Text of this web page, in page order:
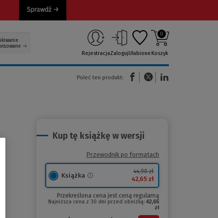
RejestracjaZalogujUlubione
0
Koszyk
Poleć ten produkt:
(Nowe okno)(Link do innej strony)
Kup tę książkę w wersji
Przewodnik po formatach
Książka
44,90 zł
42,65 zł
Przekreślona cena jest ceną regularną
Najniższa cena z 30 dni przed obniżką: 42,65
zł